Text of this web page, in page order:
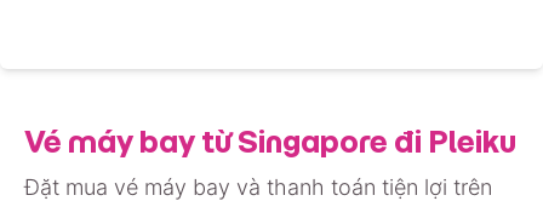
Vé máy bay từ Singapore đi Pleiku
Đặt mua vé máy bay và thanh toán tiện lợi trên